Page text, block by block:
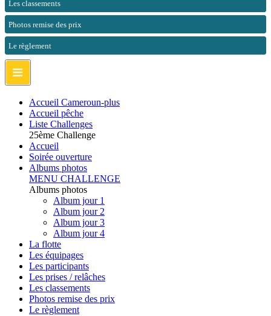
Les classements
Photos remise des prix
Le règlement
≡
Accueil Cameroun-plus
Accueil pêche
Liste Challenges
25ème Challenge
Accueil
Soirée ouverture
Albums photos
MENU CHALLENGE
Albums photos
Album jour 1
Album jour 2
Album jour 3
Album jour 4
La flotte
Les équipages
Les participants
Les prises / relâches
Les classements
Photos remise des prix
Le règlement